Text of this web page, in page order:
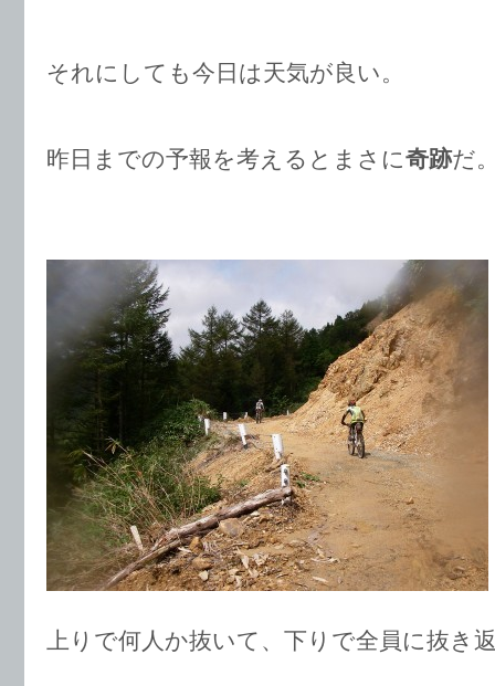
それにしても今日は天気が良い。
昨日までの予報を考えるとまさに奇跡だ
上りで何人か抜いて、下りで全員に抜き